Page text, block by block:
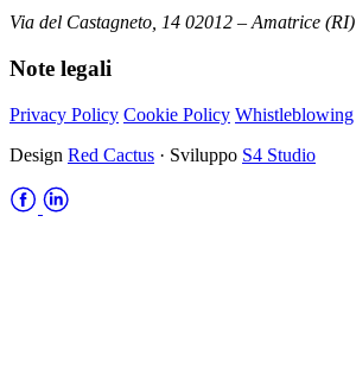
Via del Castagneto, 14 02012 – Amatrice (RI)
Note legali
Privacy Policy Cookie Policy Whistleblowing
Design Red Cactus · Sviluppo S4 Studio